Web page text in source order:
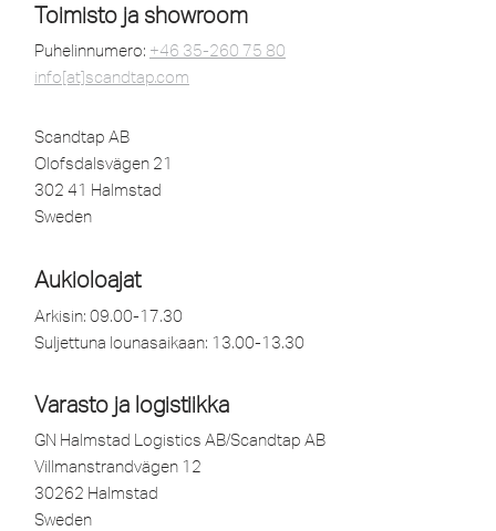
Toimisto ja showroom
Puhelinnumero: +46 35-260 75 80
info[at]scandtap.com
Scandtap AB
Olofsdalsvägen 21
302 41 Halmstad
Sweden
Aukioloajat
Arkisin: 09.00-17.30
Suljettuna lounasaikaan: 13.00-13.30
Varasto ja logistiikka
GN Halmstad Logistics AB/Scandtap AB
Villmanstrandvägen 12
30262 Halmstad
Sweden